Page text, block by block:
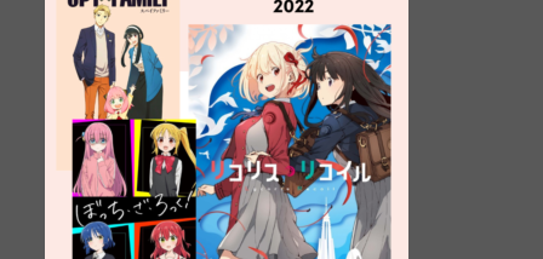
Quiet
Life
In
The
Countryside